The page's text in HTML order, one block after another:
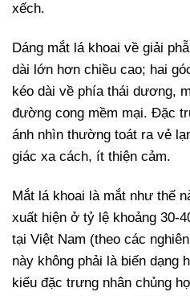
xếch.
Dáng mắt lá khoai về giải
dài lớn hơn chiều cao; hai
kéo dài về phía thái dương,
đường cong mềm mại. Đặc
ánh nhìn thường toát ra vẻ
giác xa cách, ít thiện cảm.
Mắt lá khoai là mắt như thế
xuất hiện ở tỷ lệ khoảng 30-
tại Việt Nam (theo các
này không phải là biến dạng
kiểu đặc trưng nhân chủng